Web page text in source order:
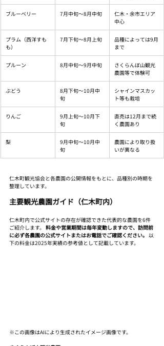
ブルーベリー 7月中旬〜8月中旬
仁木・余市エリア
中心
プラム（西洋すも
も）
7月下旬〜8月上旬
品種によっては9月
まで
プルーン 8月中旬〜9月中旬
さくらんぼ山観光
農園等で体験可
ぶどう
8月下旬〜10月中
旬
シャインマスカッ
ト等も栽培
りんご
9月上旬〜10月下
旬
直売は12月まで続
く農園あり
梨
9月中旬〜10月中
旬
農園により取り扱
いが異なる
仁木町観光協会と各農園の公開情報をもとに、品種別の時期を
整理しています。
主要観光農園ガイド（仁木町内）
仁木町内で公式サイトの存在が確認できた代表的な農園を6件
ご紹介します。 料金や営業期間は毎年変動しますので、訪問前
に必ず各農園の公式サイトまたはお電話でご確認ください。 以
下の料金は2025年実績の参考値として記載しています。
※この画像はAIにより生成されたイメージ画像です。